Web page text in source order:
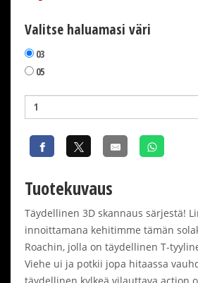
Valitse haluamasi väri
03
05
Tuotekuvaus
Täydellinen 3D skannaus särjestä!
innoittamana kehitimme tämän
Roachin, jolla on täydellinen T-
Viehe ui ja potkii jopa hitaassa